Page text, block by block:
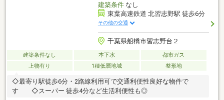
建築条件なし
東葉高速鉄道 北習志野駅 徒歩6分
その他の交通
千葉県船橋市習志野台２
建築条件なし 本下水
都市ガス
上物有り
1種低層地域 整形地
◇最寄り駅徒歩6分・2路線利用可で交通利便性良好な物件で
す ◇スーパー 徒歩4分など生活利便性も◎